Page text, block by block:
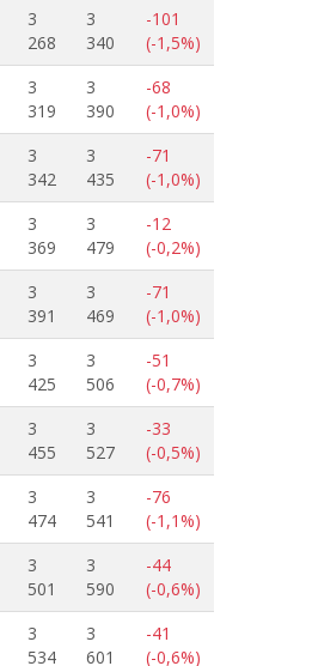
3
268
3
340
-101
(-1,5%)
3
319
3
390
-68
(-1,0%)
3
342
3
435
-71
(-1,0%)
3
369
3
479
-12
(-0,2%)
3
391
3
469
-71
(-1,0%)
3
425
3
506
-51
(-0,7%)
3
455
3
527
-33
(-0,5%)
3
474
3
541
-76
(-1,1%)
3
501
3
590
-44
(-0,6%)
3
534
3
601
-41
(-0,6%)